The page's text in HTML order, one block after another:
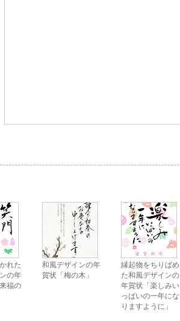
れた
の年
福の
和風デザインの年
賀状「梅の木」
縁起物をちりばめ
た和風デザインの
年賀状「楽しみい
っぱいの一年にな
りますように」